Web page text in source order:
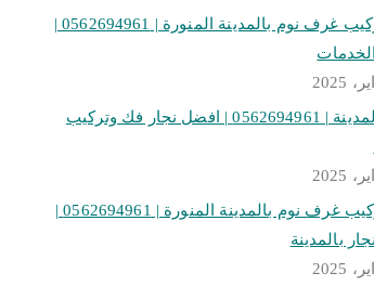
نجار تركيب غرف نوم بالمدينة المنورة | 0562694961 |
نجار بالمدينة | 0562694961 | افضل نجار فك وتركيب
فني تركيب غرف نوم بالمدينة المنورة | 0562694961 |
بالمدينة